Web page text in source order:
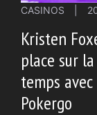
CASINOS
Kristen
place sur
temps
Pokergo